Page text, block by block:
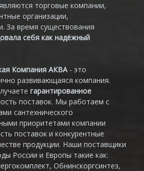
торговые компании,
организации,
За время существования
себя как надёжный
Компания АКВА - это
развивающаяся компания.
гарантированное
поставок. Мы работаем с
сантехнического
приоритетами компании
поставок и конкурентные
продукции. Наши поставщики
России и Европы такие как:
Обнинскоргсинтез,